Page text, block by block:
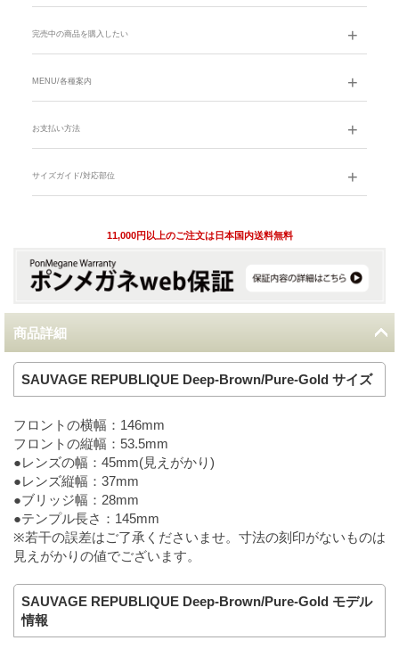
完売中の商品を購入したい
MENU/各種案内
お支払い方法
サイズガイド/対応部位
11,000円以上のご注文は日本国内送料無料
商品詳細
SAUVAGE REPUBLIQUE Deep-Brown/Pure-Gold サイズ
フロントの横幅：146mm
フロントの縦幅：53.5mm
●レンズの幅：45mm(見えがかり)
●レンズ縦幅：37mm
●ブリッジ幅：28mm
●テンプル長さ：145mm
※若干の誤差はご了承くださいませ。寸法の刻印がないものは
見えがかりの値でございます。
SAUVAGE REPUBLIQUE Deep-Brown/Pure-Gold モデル
情報